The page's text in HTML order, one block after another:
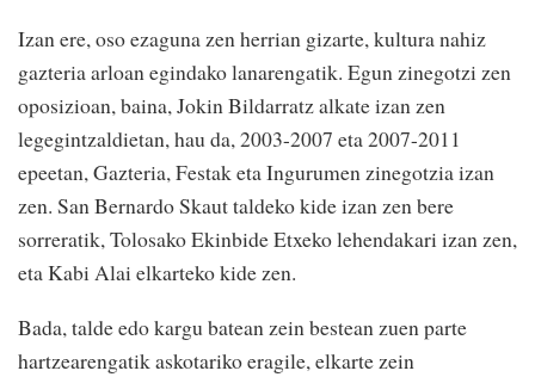
Izan ere, oso ezaguna zen herrian gizarte, kultura nahiz
gazteria arloan egindako lanarengatik. Egun zinegotzi zen
oposizioan, baina, Jokin Bildarratz alkate izan zen
legegintzaldietan, hau da, 2003-2007 eta 2007-2011
epeetan, Gazteria, Festak eta Ingurumen zinegotzia izan
zen. San Bernardo Skaut taldeko kide izan zen bere
sorreratik, Tolosako Ekinbide Etxeko lehendakari izan zen,
eta Kabi Alai elkarteko kide zen.
Bada, talde edo kargu batean zein bestean zuen parte
hartzearengatik askotariko eragile, elkarte zein